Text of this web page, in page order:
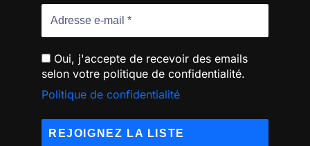
Oui, j'accepte de recevoir des emails
selon votre politique de confidentialité.
Politique de confidentialité